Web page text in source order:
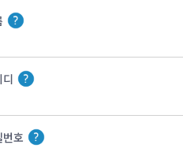
디
번호